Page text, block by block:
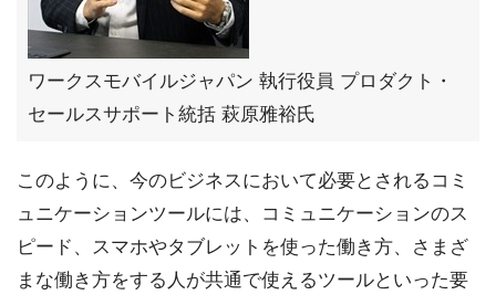
ワークスモバイルジャパン 執行役員 プロダクト・
セールスサポート統括 萩原雅裕氏
このように、今のビジネスにおいて必要とされるコミ
ュニケーションツールには、コミュニケーションのス
ピード、スマホやタブレットを使った働き方、さまざ
まな働き方をする人が共通で使えるツールといった要